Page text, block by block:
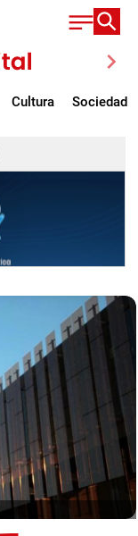
chevron_right
Cultura Sociedad